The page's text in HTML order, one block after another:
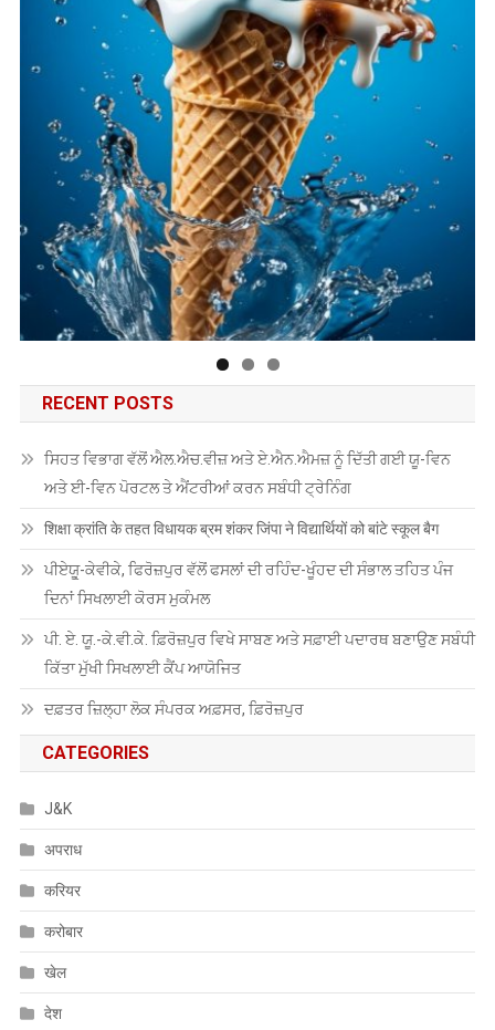
RECENT POSTS
ਸਿਹਤ ਵਿਭਾਗ ਵੱਲੋਂ ਐਲ.ਐਚ.ਵੀਜ਼ ਅਤੇ ਏ.ਐਨ.ਐਮਜ਼ ਨੂੰ ਦਿੱਤੀ ਗਈ ਯੂ-ਵਿਨ
ਅਤੇ ਈ-ਵਿਨ ਪੋਰਟਲ ਤੇ ਐਂਟਰੀਆਂ ਕਰਨ ਸਬੰਧੀ ਟ੍ਰੇਨਿੰਗ
शिक्षा क्रांति के तहत विधायक ब्रम शंकर जिंपा ने विद्यार्थियों को बांटे स्कूल बैग
ਪੀਏਯੂੑ-ਕੇਵੀਕੇ, ਫਿਰੋਜ਼ਪੁਰ ਵੱਲੋਂ ਫਸਲਾਂ ਦੀ ਰਹਿੰਦ-ਖੂੰਹਦ ਦੀ ਸੰਭਾਲ ਤਹਿਤ ਪੰਜ
ਦਿਨਾਂ ਸਿਖਲਾਈ ਕੋਰਸ ਮੁਕੰਮਲ
ਪੀ. ਏ. ਯੂ.-ਕੇ.ਵੀ.ਕੇ. ਫ਼ਿਰੋਜ਼ਪੁਰ ਵਿਖੇ ਸਾਬਣ ਅਤੇ ਸਫ਼ਾਈ ਪਦਾਰਥ ਬਣਾਉਣ ਸਬੰਧੀ
ਕਿੱਤਾ ਮੁੱਖੀ ਸਿਖਲਾਈ ਕੈਂਪ ਆਯੋਜਿਤ
ਦਫ਼ਤਰ ਜ਼ਿਲ੍ਹਾ ਲੋਕ ਸੰਪਰਕ ਅਫ਼ਸਰ, ਫ਼ਿਰੋਜ਼ਪੁਰ
CATEGORIES
J&K
अपराध
करियर
करोबार
खेल
देश